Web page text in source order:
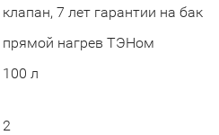
клапан, 7 лет гарантии на бак
прямой нагрев ТЭНом
100 л
2